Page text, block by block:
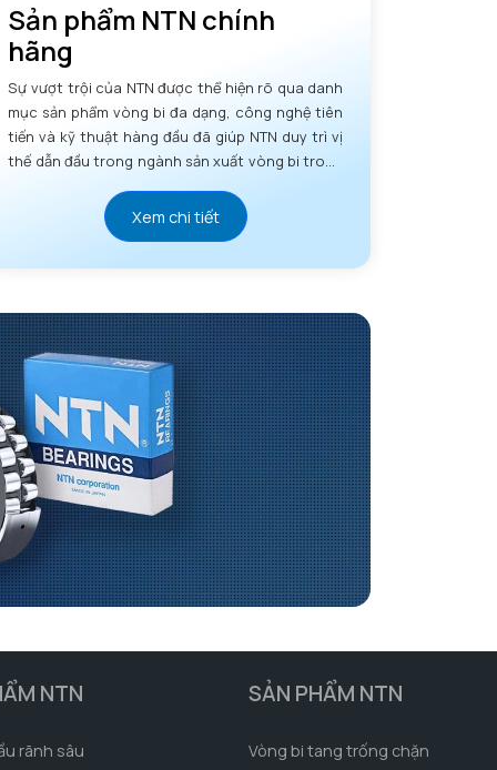
Sản phẩm NTN chính
hãng
Sự vượt trội của NTN được thể hiện rõ qua danh
mục sản phẩm vòng bi đa dạng, công nghệ tiên
tiến và kỹ thuật hàng đầu đã giúp NTN duy trì vị
thế dẫn đầu trong ngành sản xuất vòng bi trong
Xem chi tiết
NTN
rãnh sâu
SẢN PHẨM NTN
Vòng bi tang trống chặn